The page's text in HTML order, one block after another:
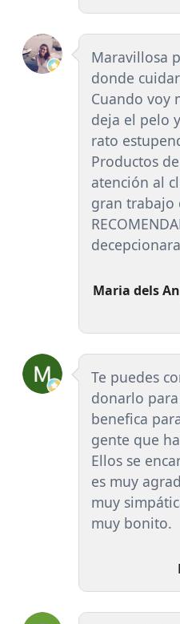
Maravillosa
donde
Cuando voy
deja el pelo
rato
Productos
atención al
gran trabajo
Maria dels
Te puedes
donarlo
benefica
gente que
Ellos se
es muy
muy
muy bonito.